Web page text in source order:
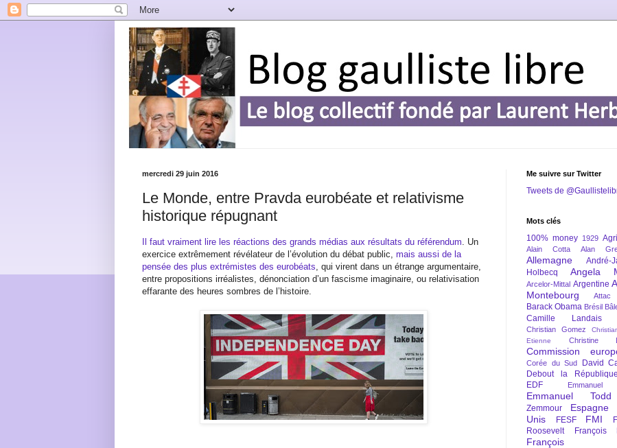
mercredi 29 juin 2016
Le Monde, entre Pravda eurobéate et relativisme
historique répugnant
Il faut vraiment lire les réactions des grands médias aux résultats du référendum . Un
exercice extrêmement révélateur de l’évolution du débat public, mais aussi de la
pensée des plus extrémistes des eurobéats , qui virent dans un étrange argumentaire,
entre propositions irréalistes, dénonciation d’un fascisme imaginaire, ou relativisation
effarante des heures sombres de l’histoire.
Me suivre sur Twitter
Tweets de
Mots clés
100% money 1929
Alain Cotta Alan
Allemagne
André-
Holbecq
Angela
Arcelor-Mittal Argentine
Montebourg
Attac
Barack Obama Brésil
Camille Landais
Christian Gomez
Etienne
Christine
Commission
Corée du Sud
David
Debout la République
EDF
Emmanuel Todd
Zemmour
Espagne
Unis
FESF FMI
Roosevelt
François
François